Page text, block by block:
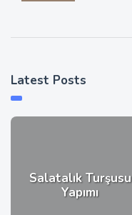
Latest Posts
Salatalık Turşusu
Yapımı